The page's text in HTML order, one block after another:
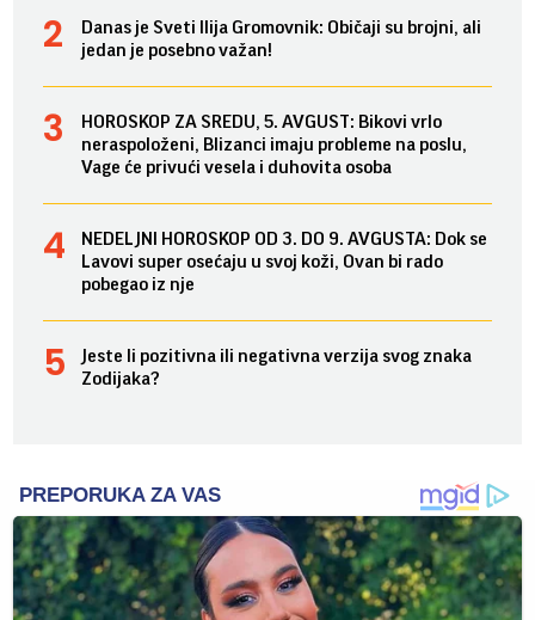
Danas je Sveti Ilija Gromovnik: Običaji su brojni, ali
jedan je posebno važan!
HOROSKOP ZA SREDU, 5. AVGUST: Bikovi vrlo
neraspoloženi, Blizanci imaju probleme na poslu,
Vage će privući vesela i duhovita osoba
NEDELJNI HOROSKOP OD 3. DO 9. AVGUSTA: Dok se
Lavovi super osećaju u svoj koži, Ovan bi rado
pobegao iz nje
Jeste li pozitivna ili negativna verzija svog znaka
Zodijaka?